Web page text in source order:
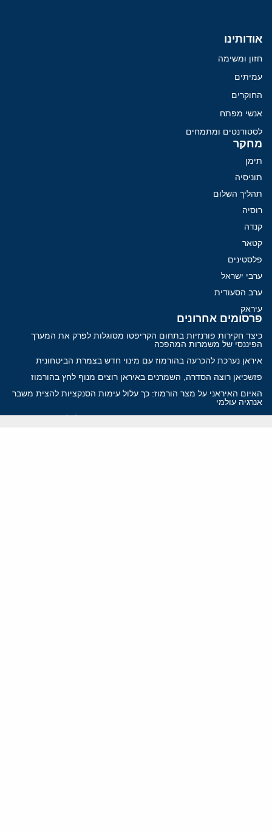
אודותינו
חזון ומשימה
עמיתים
החוקרים
אנשי מפתח
לסטודנטים ומתמחים
מחקר
תימן
תוניסיה
תהליך השלום
רוסיה
קנדה
קטאר
פלסטינים
ערבי ישראל
ערב הסעודית
עיראק
פרסומים אחרונים
כיצד חקירות פורנזיות בתחום הקריפטו מסוגלות לפרק את המערך
הפיננסי של משמרות המהפכה
איראן נערכת להכרעה בהורמוז עם מינוי חדש בצמרת הביטחונית
פזשכיאן רוצה הסדרה, השמרנים באיראן רוצים מנוף לחץ בהורמוז
האיום האיראני על מצר הורמוז: כך עלול עימות הסנקציות להצית משבר
אנרגיה עולמי
איראן מסמנת התקדמות בהורמוז, הקיצונים מנסים לבלום